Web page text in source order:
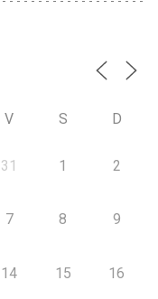
V S D
31 1 2
7 8 9
14 15 16